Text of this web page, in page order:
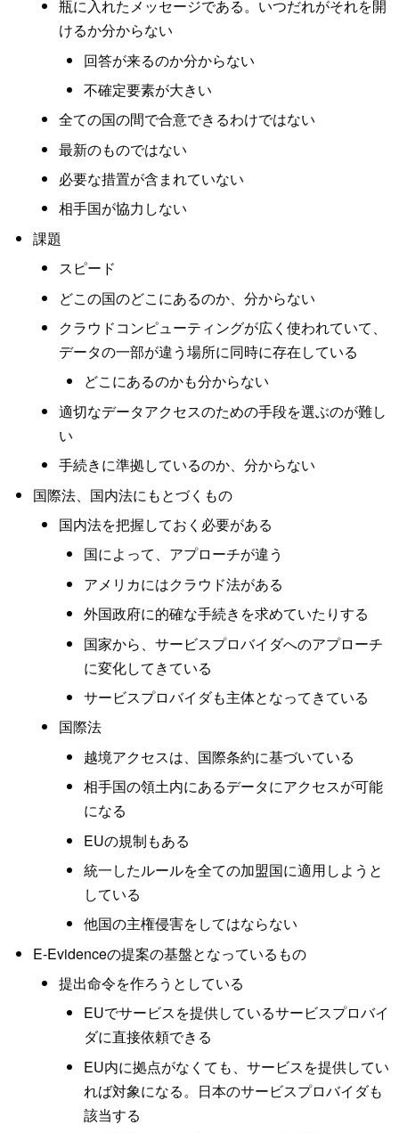
瓶に入れたメッセージである。いつだれがそれを開
けるか分からない
回答が来るのか分からない
不確定要素が大きい
全ての国の間で合意できるわけではない
最新のものではない
必要な措置が含まれていない
相手国が協力しない
課題
スピード
どこの国のどこにあるのか、分からない
クラウドコンピューティングが広く使われていて、
データの一部が違う場所に同時に存在している
どこにあるのかも分からない
適切なデータアクセスのための手段を選ぶのが難し
い
手続きに準拠しているのか、分からない
国際法、国内法にもとづくもの
国内法を把握しておく必要がある
国によって、アプローチが違う
アメリカにはクラウド法がある
外国政府に的確な手続きを求めていたりする
国家から、サービスプロバイダへのアプローチ
に変化してきている
サービスプロバイダも主体となってきている
国際法
越境アクセスは、国際条約に基づいている
相手国の領土内にあるデータにアクセスが可能
になる
EUの規制もある
統一したルールを全ての加盟国に適用しようと
している
他国の主権侵害をしてはならない
E-Evidenceの提案の基盤となっているもの
提出命令を作ろうとしている
EUでサービスを提供しているサービスプロバイ
ダに直接依頼できる
EU内に拠点がなくても、サービスを提供してい
れば対象になる。日本のサービスプロバイダも
該当する